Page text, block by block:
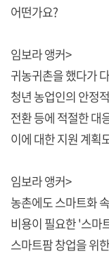
어떤가요?
임보라 앵커>
귀농귀촌을 했다가
청년 농업인의 안정
전환 등에 적절한 대
이에 대한 지원 계획
임보라 앵커>
농촌에도 스마트화
비용이 필요한 '스마
스마트팜 창업을 위